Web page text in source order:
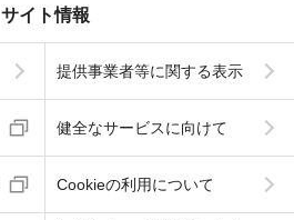
サイト情報
提供事業者等に関する表示
健全なサービスに向けて
Cookieの利用について